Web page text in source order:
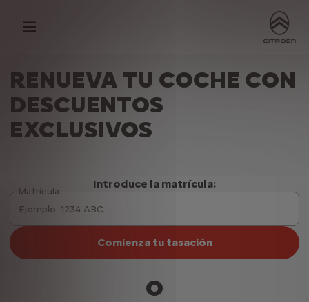
RENUEVA TU COCHE CON
DESCUENTOS
EXCLUSIVOS
Introduce la matrícula:
Matrícula
Comienza tu tasación
O